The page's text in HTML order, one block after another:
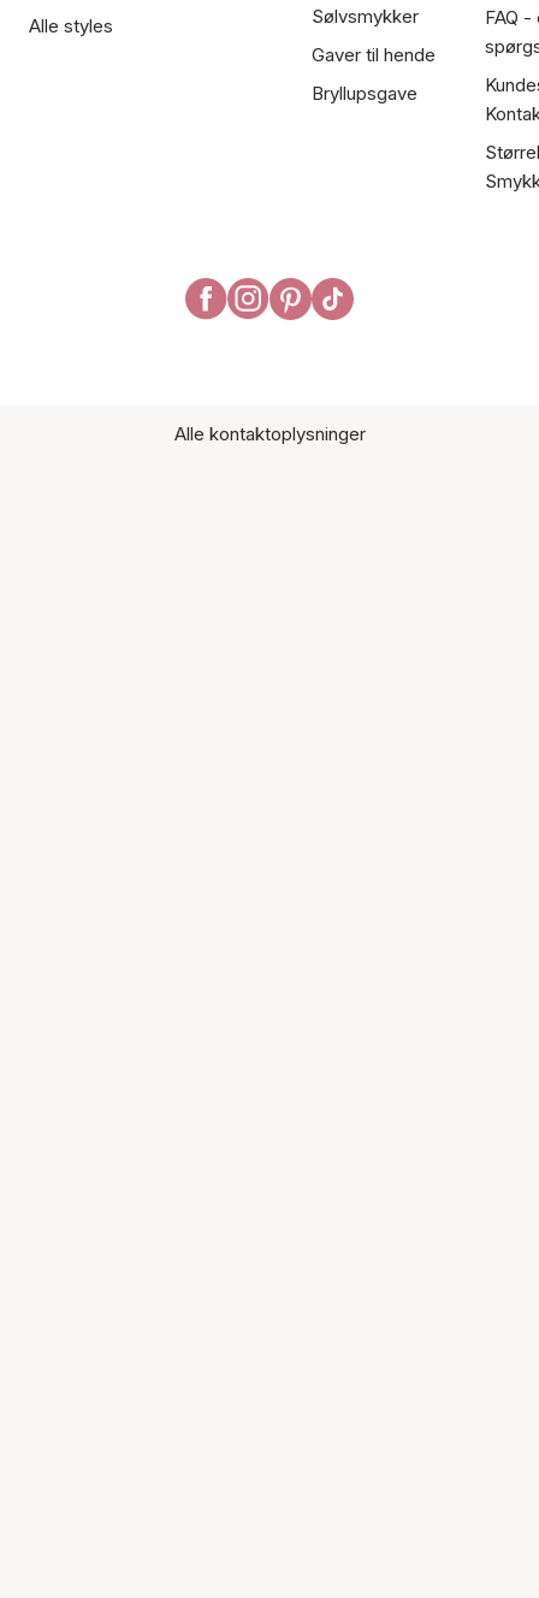
Alle styles
Sølvsmykker
Gaver til hende
Bryllupsgave
FAQ
Alle kontaktoplysninger